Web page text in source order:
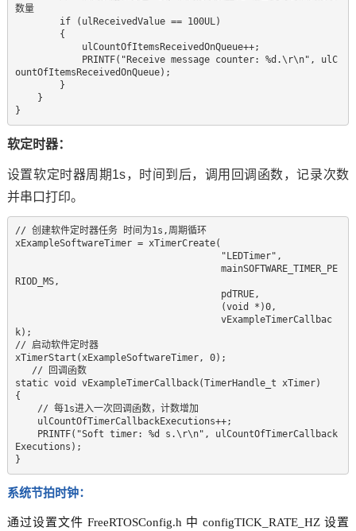
数量
ountOfItemsReceivedOnQueue);
}
软定时器：
设置软定时器周期1s，时间到后，调用回调函数，记录次数
并串口打印。
// 创建软件定时器任务 时间为1s,周期循环
xExampleSoftwareTimer = xTimerCreate(
                                     mainSOFTWARE_TIMER_PE
RIOD_MS,
                                     vExampleTimerCallbac
k);
// 启动软件定时器
xTimerStart(xExampleSoftwareTimer, 0);
static void vExampleTimerCallback(TimerHandle_t xTimer)
{
Executions);
}
系统节拍时钟：
通过设置文件 FreeRTOSConfig.h 中 configTICK_RATE_HZ 设置